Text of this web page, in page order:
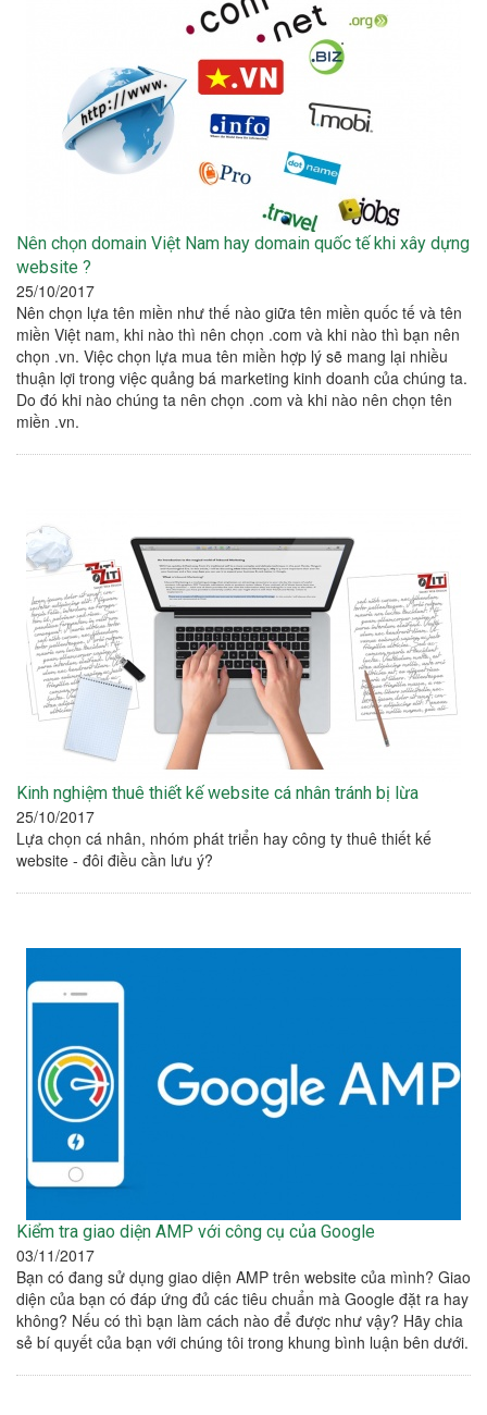
Nên chọn domain Việt Nam hay domain quốc tế khi xây dựng
website ?
25/10/2017
Nên chọn lựa tên miền như thế nào giữa tên miền quốc tế và tên
miền Việt nam, khi nào thì nên chọn .com và khi nào thì bạn nên
chọn .vn. Việc chọn lựa mua tên miền hợp lý sẽ mang lại nhiều
thuận lợi trong việc quảng bá marketing kinh doanh của chúng ta.
Do đó khi nào chúng ta nên chọn .com và khi nào nên chọn tên
miền .vn.
Kinh nghiệm thuê thiết kế website cá nhân tránh bị lừa
25/10/2017
Lựa chọn cá nhân, nhóm phát triển hay công ty thuê thiết kế
website - đôi điều cần lưu ý?
Kiểm tra giao diện AMP với công cụ của Google
03/11/2017
Bạn có đang sử dụng giao diện AMP trên website của mình? Giao
diện của bạn có đáp ứng đủ các tiêu chuẩn mà Google đặt ra hay
không? Nếu có thì bạn làm cách nào để được như vậy? Hãy chia
sẻ bí quyết của bạn với chúng tôi trong khung bình luận bên dưới.